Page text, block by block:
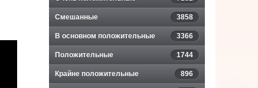
Смешанные 3858
В основном положительные 3366
Положительные 1744
Крайне положительные 896